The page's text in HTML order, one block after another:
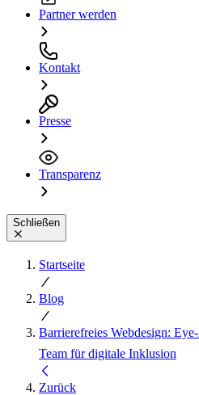
Partner werden
Kontakt
Presse
Transparenz
Schließen
Startseite
Blog
Barrierefreies Webdesign:
Team für digitale Inklusion
Zurück